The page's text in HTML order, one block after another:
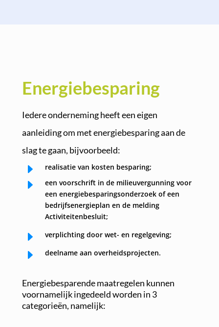
Energiebesparing
Iedere onderneming heeft een eigen
aanleiding om met energiebesparing aan de
slag te gaan, bijvoorbeeld:
E realisatie van kosten besparing;
E
een voorschrift in de milieuvergunning voor
een energiebesparingsonderzoek of een
bedrijfsenergieplan en de melding
Activiteitenbesluit;
E verplichting door wet- en regelgeving;
E deelname aan overheidsprojecten.
Energiebesparende maatregelen kunnen
voornamelijk ingedeeld worden in 3
categorieën, namelijk: